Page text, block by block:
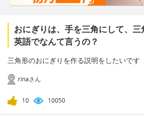
おにぎりは、手を三角にして、
英語でなんて言うの？
三角形のおにぎりを作る説明をしたいです
rinaさん
10 10050